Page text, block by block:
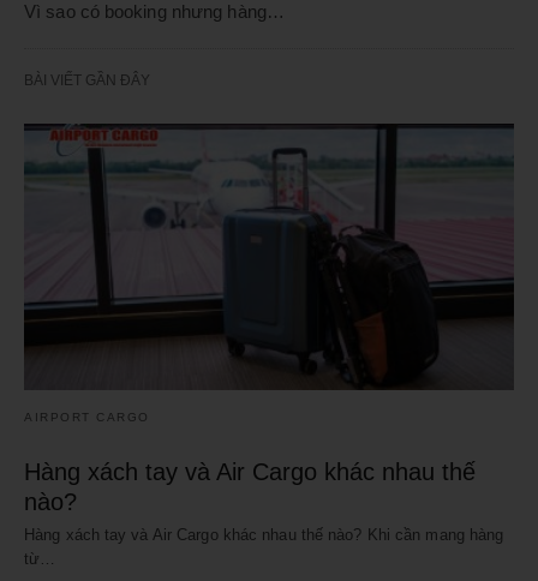
Vì sao có booking nhưng hàng…
BÀI VIẾT GẦN ĐÂY
AIRPORT CARGO
Hàng xách tay và Air Cargo khác nhau thế
nào?
Hàng xách tay và Air Cargo khác nhau thế nào? Khi cần mang hàng
từ…